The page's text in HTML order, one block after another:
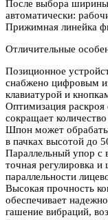
После выбора ширины
автоматически:
Прижимная линейка
Отличительные
Позиционное
снабжено цифровым
клавиатурой и
Оптимизация
сокращает
Шпон может
в пачках высотой до
Параллельный упор с
точная регулировка
параллельности
Высокая прочность
обеспечивает
гашение вибраций,